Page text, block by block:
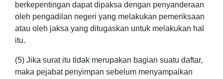
berkepentingan dapat dipaksa dengan penyanderaan
oleh pengadilan negeri yang melakukan pemeriksaan
atau oleh jaksa yang ditugaskan untuk melakukan hal
itu.
(5) Jika surat itu tidak merupakan bagian suatu daftar,
maka pejabat penyimpan sebelum menyampaikan